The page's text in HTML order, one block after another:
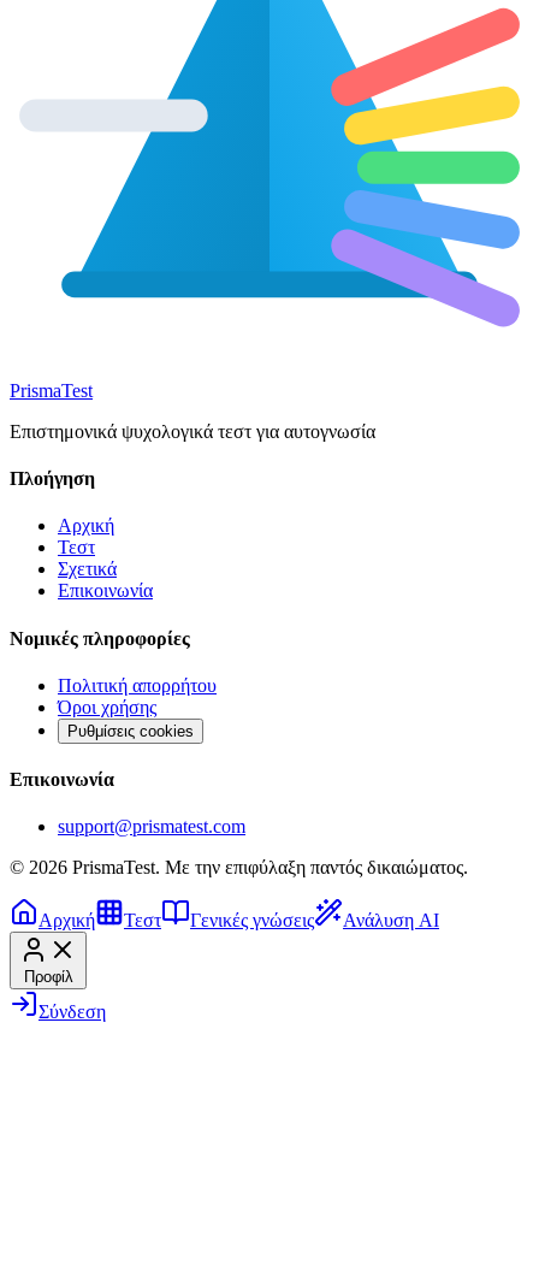
PrismaTest
Επιστημονικά ψυχολογικά τεστ για αυτογνωσία
Πλοήγηση
Αρχική
Τεστ
Σχετικά
Επικοινωνία
Νομικές πληροφορίες
Πολιτική απορρήτου
Όροι χρήσης
Ρυθμίσεις cookies
Επικοινωνία
support@prismatest.com
© 2026 PrismaTest. Με την επιφύλαξη παντός δικαιώματος.
Αρχική Τεστ Γενικές γνώσεις Ανάλυση AI
Προφίλ
Σύνδεση